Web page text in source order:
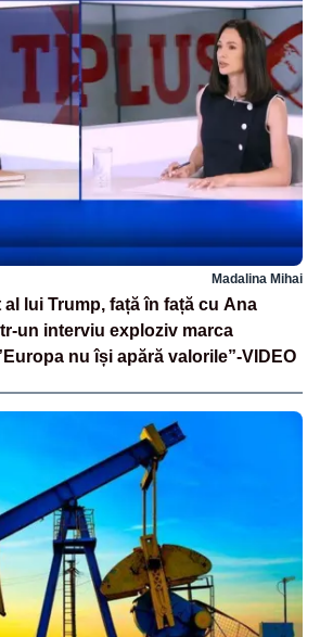
Madalina Mihai
lui Trump, față în față cu Ana
un interviu exploziv marca
nu își apără valorile”-VIDEO